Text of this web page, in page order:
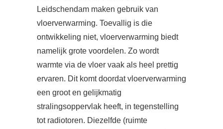
Leidschendam maken gebruik van
vloerverwarming. Toevallig is die
ontwikkeling niet, vloerverwarming biedt
namelijk grote voordelen. Zo wordt
warmte via de vloer vaak als heel prettig
ervaren. Dit komt doordat vloerverwarming
een groot en gelijkmatig
stralingsoppervlak heeft, in tegenstelling
tot radiotoren. Diezelfde (ruimte